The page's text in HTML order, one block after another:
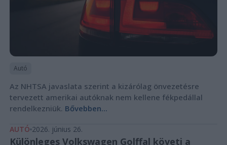
Autó
Az NHTSA javaslata szerint a kizárólag önvezetésre
tervezett amerikai autóknak nem kellene fékpedállal
rendelkezniük. Bővebben...
AUTÓ 2026. június 26.
Különleges Volkswagen Golffal követi a